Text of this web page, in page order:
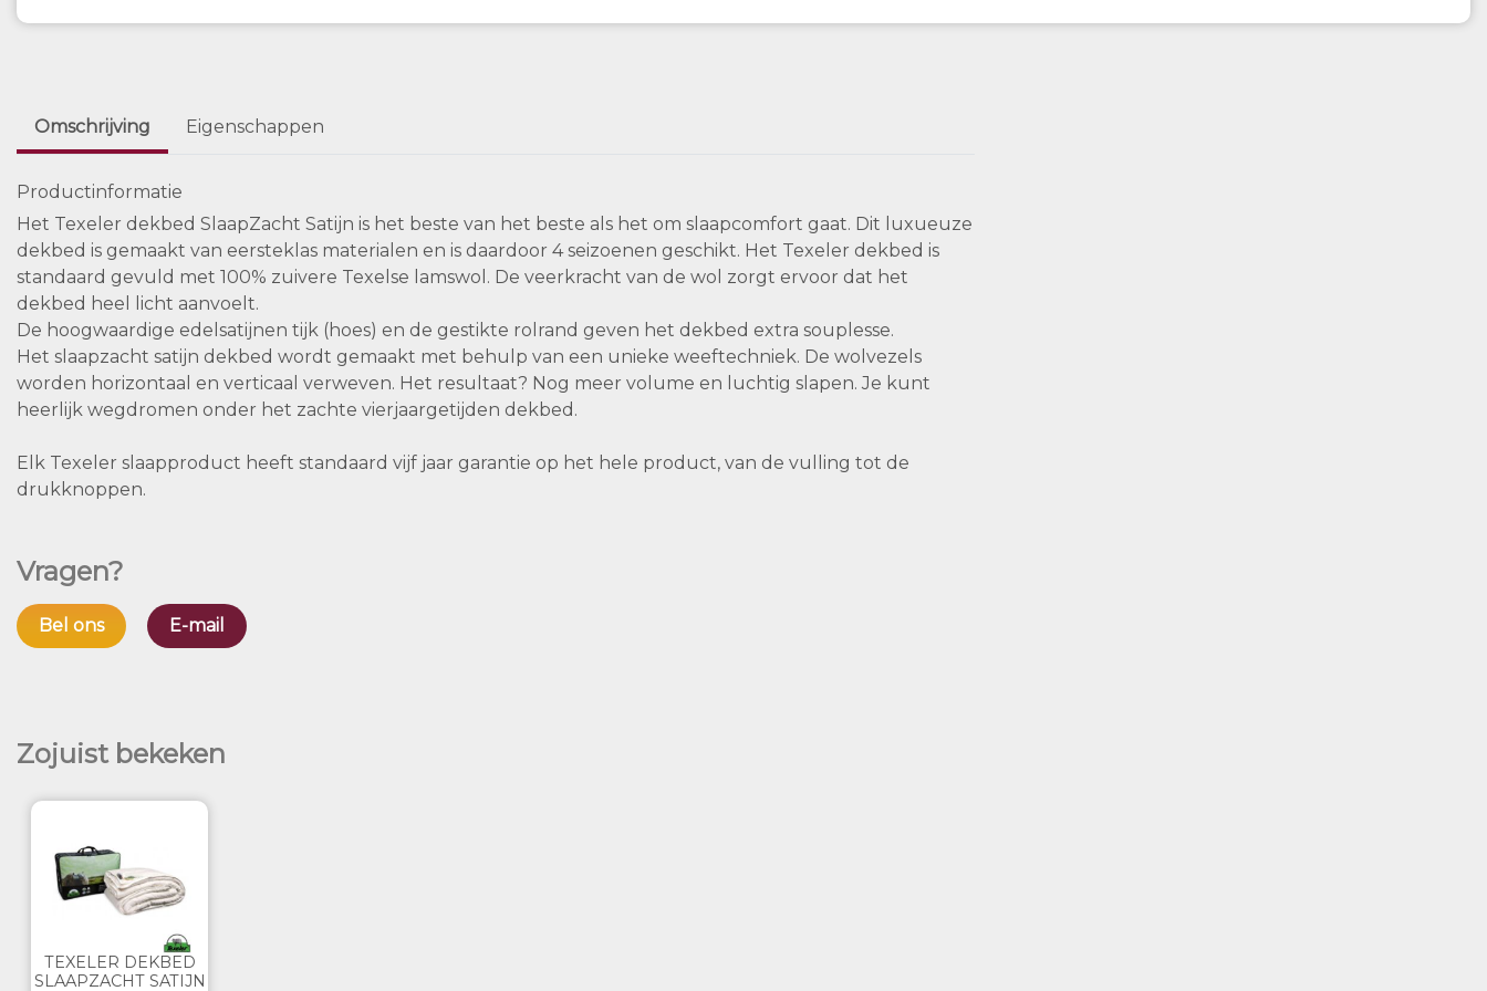
Omschrijving Eigenschappen
Productinformatie
Het Texeler dekbed SlaapZacht Satijn is het beste van het beste als het om slaapcomfort gaat. Dit luxueuze
dekbed is gemaakt van eersteklas materialen en is daardoor 4 seizoenen geschikt. Het Texeler dekbed is
standaard gevuld met 100% zuivere Texelse lamswol. De veerkracht van de wol zorgt ervoor dat het
dekbed heel licht aanvoelt.
De hoogwaardige edelsatijnen tijk (hoes) en de gestikte rolrand geven het dekbed extra souplesse.
Het slaapzacht satijn dekbed wordt gemaakt met behulp van een unieke weeftechniek. De wolvezels
worden horizontaal en verticaal verweven. Het resultaat? Nog meer volume en luchtig slapen. Je kunt
heerlijk wegdromen onder het zachte vierjaargetijden dekbed.
Elk Texeler slaapproduct heeft standaard vijf jaar garantie op het hele product, van de vulling tot de
drukknoppen.
Vragen?
Bel ons E-mail
Zojuist bekeken
TEXELER DEKBED
SLAAPZACHT SATIJN